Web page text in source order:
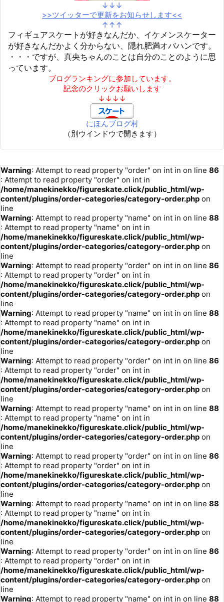
↓↓↓
>>ツイッターで更新をお知らせします<<
↑↑↑
フィギュアスケートが好きなんだか、イケメンスケーター
が好きなんだかよく分からない、隠れ肥満オバハンです。
・・・ですが、真央ちゃんのことは自分のことのように思
っています。
ブログランキングに参加しています。
記念のクリックお願いします
↓↓↓↓
にほんブログ村
（別ウインドウで開きます）
Warning: Attempt to read property "order" on int in on line 86
: Attempt to read property "order" on int in
/home/manekinekko/figureskate.click/public_html/wp-
content/plugins/order-categories/category-order.php on
line
Warning: Attempt to read property "name" on int in on line 88
: Attempt to read property "name" on int in
/home/manekinekko/figureskate.click/public_html/wp-
content/plugins/order-categories/category-order.php on
line
Warning: Attempt to read property "order" on int in on line 86
: Attempt to read property "order" on int in
/home/manekinekko/figureskate.click/public_html/wp-
content/plugins/order-categories/category-order.php on
line
Warning: Attempt to read property "name" on int in on line 88
: Attempt to read property "name" on int in
/home/manekinekko/figureskate.click/public_html/wp-
content/plugins/order-categories/category-order.php on
line
Warning: Attempt to read property "order" on int in on line 86
: Attempt to read property "order" on int in
/home/manekinekko/figureskate.click/public_html/wp-
content/plugins/order-categories/category-order.php on
line
Warning: Attempt to read property "name" on int in on line 88
: Attempt to read property "name" on int in
/home/manekinekko/figureskate.click/public_html/wp-
content/plugins/order-categories/category-order.php on
line
Warning: Attempt to read property "order" on int in on line 86
: Attempt to read property "order" on int in
/home/manekinekko/figureskate.click/public_html/wp-
content/plugins/order-categories/category-order.php on
line
Warning: Attempt to read property "name" on int in on line 88
: Attempt to read property "name" on int in
/home/manekinekko/figureskate.click/public_html/wp-
content/plugins/order-categories/category-order.php on
line
Warning: Attempt to read property "order" on int in on line 86
: Attempt to read property "order" on int in
/home/manekinekko/figureskate.click/public_html/wp-
content/plugins/order-categories/category-order.php on
line
Warning: Attempt to read property "name" on int in on line 88